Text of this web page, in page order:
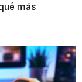
más